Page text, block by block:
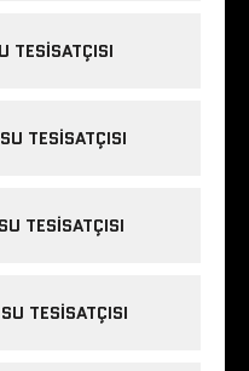
TESISATÇISI
TESISATÇISI
TESISATÇISI
TESISATÇISI